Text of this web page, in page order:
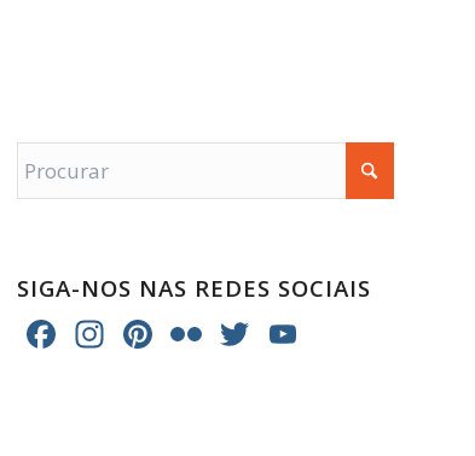
SIGA-NOS NAS REDES SOCIAIS
Facebook
Instagram
Pinterest
FlickrTwitter